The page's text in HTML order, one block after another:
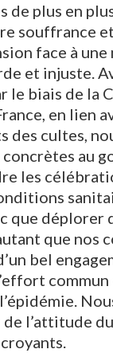
de plus en
souffrance
face à une
et injuste.
le biais de la
en lien
des cultes,
au
les
que déplorer
que nos
bel
l’attitude
croyants.